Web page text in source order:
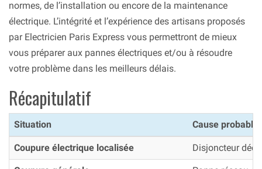
normes, de l’installation ou encore de la maintenance
électrique. L’intégrité et l’expérience des artisans proposés
par Electricien Paris Express vous permettront de mieux
vous préparer aux pannes électriques et/ou à résoudre
votre problème dans les meilleurs délais.
Récapitulatif
Situation Cause probable
Coupure électrique localisée Disjoncteur